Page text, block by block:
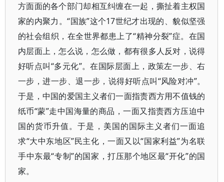
方面面的各个部门却相互纠缠在一起，撕扯着主权国
家的内聚力。“国族”这个17世纪才出现的、貌似坚强
的社会组织，在全世界都患上了“精神分裂”症。在国
内层面上，怎么说，怎么做，都有很多人反对，说得
好听点叫“多元化”。在国际层面上，政策左一步、右
一步，进一步、退一步，说得好听点叫“风险对冲”。
于是，中国的爱国主义者们一面指责西方用不值钱的
纸币“蒙”走中国海量的商品，一面又指责西方压迫中
国的货币升值。于是，美国的国际主义者们一面追
求“大中东地区”民主化，一面又以“国家利益”为名联
手中东最“专制”的国家，打压那个地区最“开化”的国
家。